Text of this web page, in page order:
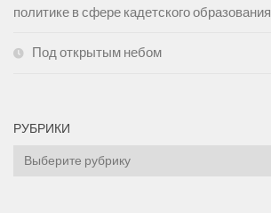
политике в сфере кадетского образования
Под открытым небом
РУБРИКИ
Рубрики